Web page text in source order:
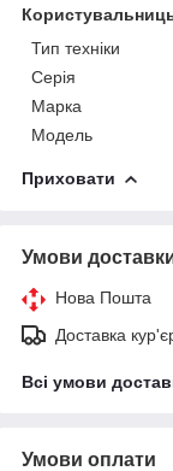
Тип техніки
Серія
Марка
Модель
Приховати
Умови
Нова Пошта
Доставка
Всі умови
Умови оплати